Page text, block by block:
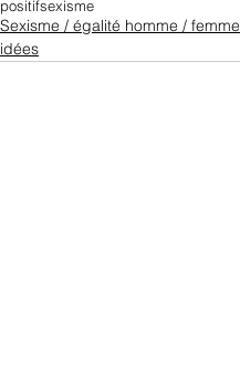
positifsexisme
Sexisme / égalité homme / femme
idées